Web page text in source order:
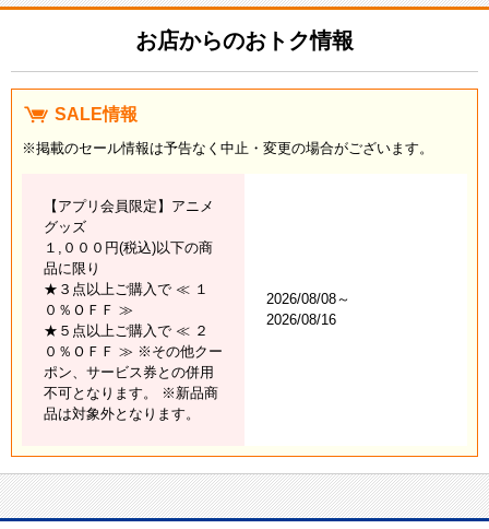
お店からのおトク情報
SALE情報
※掲載のセール情報は予告なく中止・変更の場合がございます。
【アプリ会員限定】アニメ
グッズ
１,０００円(税込)以下の商
品に限り
★３点以上ご購入で ≪ １
０％ＯＦＦ ≫
★５点以上ご購入で ≪ ２
０％ＯＦＦ ≫ ※その他クー
ポン、サービス券との併用
不可となります。 ※新品商
品は対象外となります。
2026/08/08～
2026/08/16